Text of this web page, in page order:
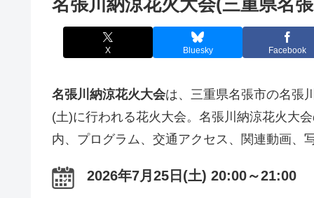
名張川納涼花火大会(三重県名
X Bluesky Facebook
名張川納涼花火大会は、三重県名張市の名張
(土)に行われる花火大会。名張川納涼花火大
内、プログラム、交通アクセス、関連動画、
2026年7月25日(土) 20:00～21:00